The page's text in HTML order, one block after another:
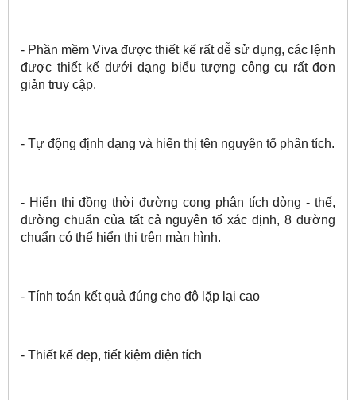
- Phần mềm Viva được thiết kế rất dễ sử dụng, các lệnh
được thiết kế dưới dạng biểu tượng công cụ rất đơn
giản truy cập.
- Tự động định dạng và hiển thị tên nguyên tố phân tích.
- Hiển thị đồng thời đường cong phân tích dòng - thế,
đường chuẩn của tất cả nguyên tố xác định, 8 đường
chuẩn có thể hiển thị trên màn hình.
- Tính toán kết quả đúng cho độ lặp lại cao
- Thiết kế đẹp, tiết kiệm diện tích